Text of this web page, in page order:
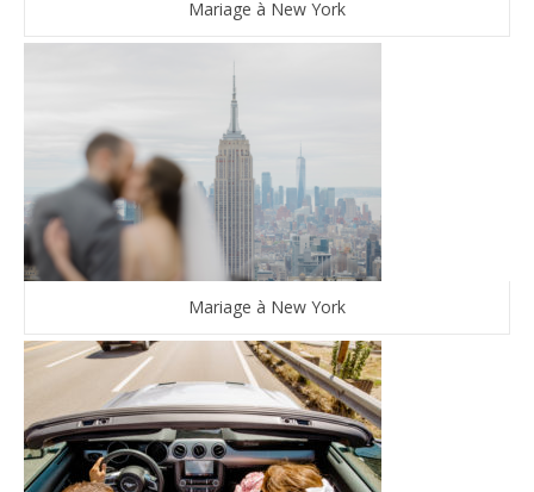
Mariage à New York
Mariage à New York